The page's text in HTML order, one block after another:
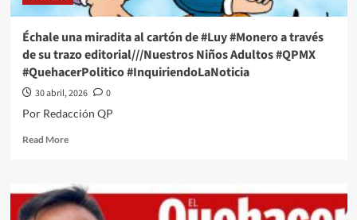
alega
faltan
“pruebas
claras”
Échale una miradita al cartón de #Luy #Monero a través
de su trazo editorial///Nuestros Niños Adultos #QPMX
#QuehacerPolitico #InquiriendoLaNoticia
30 abril, 2026
0
Por Redacción QP
Read MoreRead
Échale
una
miradita